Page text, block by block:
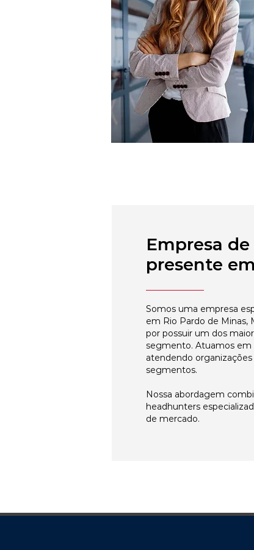
Empresa
presente
Somos uma empresa
em Rio Pardo de Minas,
por possuir um dos
segmento. Atuamos em
atendendo
segmentos.
Nossa abordagem
headhunters
de mercado.